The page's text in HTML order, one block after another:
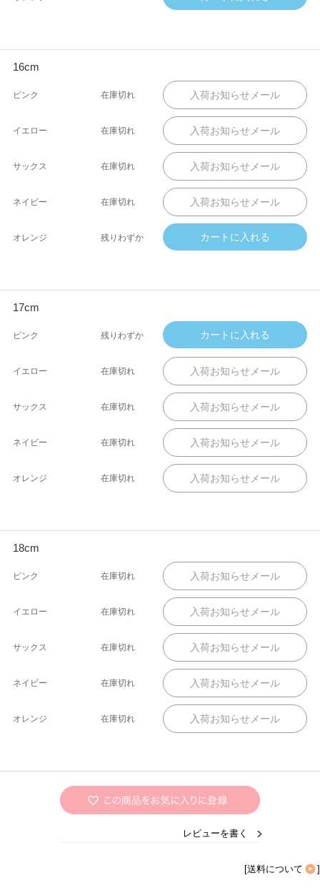
16cm
ピンク 在庫切れ
イエロー 在庫切れ
サックス 在庫切れ
ネイビー 在庫切れ
オレンジ 残りわずか
17cm
ピンク 残りわずか
イエロー 在庫切れ
サックス 在庫切れ
ネイビー 在庫切れ
オレンジ 在庫切れ
18cm
ピンク 在庫切れ
イエロー 在庫切れ
サックス 在庫切れ
ネイビー 在庫切れ
オレンジ 在庫切れ
レビューを書く
[送料について ]